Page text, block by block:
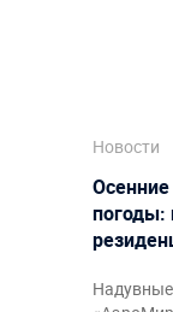
Новости
погоды: